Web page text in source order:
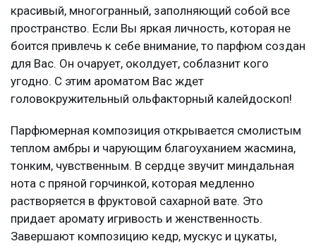
красивый, многогранный, заполняющий собой все
пространство. Если Вы яркая личность, которая не
боится привлечь к себе внимание, то парфюм создан
для Вас. Он очарует, околдует, соблазнит кого
угодно. С этим ароматом Вас ждет
головокружительный ольфакторный калейдоскоп!
Парфюмерная композиция открывается смолистым
теплом амбры и чарующим благоуханием жасмина,
тонким, чувственным. В сердце звучит миндальная
нота с пряной горчинкой, которая медленно
растворяется в фруктовой сахарной вате. Это
придает аромату игривость и женственность.
Завершают композицию кедр, мускус и цукаты,